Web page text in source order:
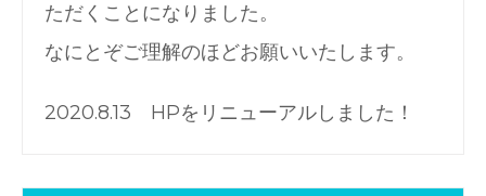
ただくことになりました。
なにとぞご理解のほどお願いいたします。
2020.8.13 HPをリニューアルしました！